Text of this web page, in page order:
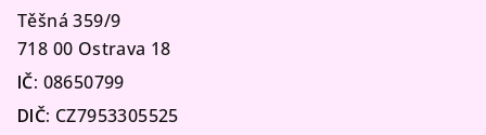
Těšná 359/9
718 00 Ostrava 18
IČ: 08650799
DIČ: CZ7953305525